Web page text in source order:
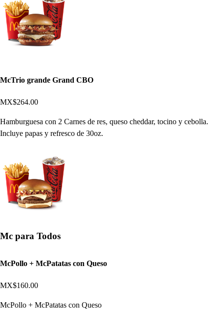
McTrio grande Grand CBO
MX$264.00
Hamburguesa con 2 Carnes de res, queso cheddar, tocino y cebolla.
Incluye papas y refresco de 30oz.
Mc para Todos
McPollo + McPatatas con Queso
MX$160.00
McPollo + McPatatas con Queso